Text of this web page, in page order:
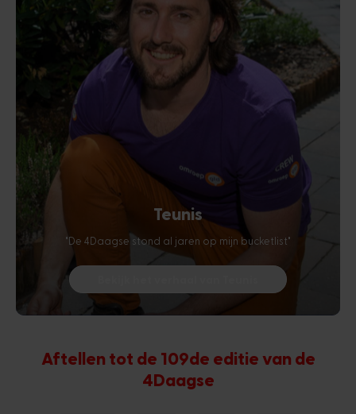
Teunis
"De 4Daagse stond al jaren op mijn bucketlist"
Aftellen tot de 109de editie van de
4Daagse